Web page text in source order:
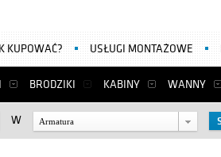
BRODZIKI KABINY WANNY
KUPOWAĆ? USŁUGI MONTAŻOWE
W Armatura